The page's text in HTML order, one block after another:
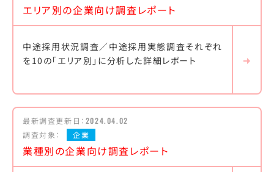
エリア別の企業向け調査レポート
中途採用状況調査／中途採用実態調査それぞれ
を10の「エリア別」に分析した詳細レポート
最新調査更新日： 2024.04.02
調査対象：
企業
業種別の企業向け調査レポート